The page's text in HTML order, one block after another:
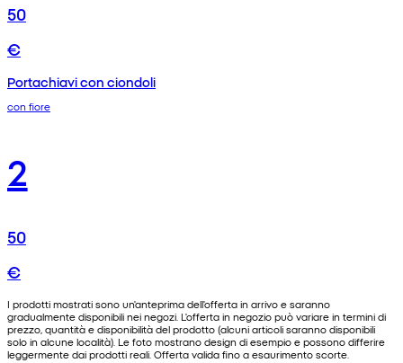
50
€
Portachiavi con ciondoli
con fiore
2
50
€
I prodotti mostrati sono un'anteprima dell'offerta in arrivo e saranno
gradualmente disponibili nei negozi. L'offerta in negozio può variare in termini di
prezzo, quantità e disponibilità del prodotto (alcuni articoli saranno disponibili
solo in alcune località). Le foto mostrano design di esempio e possono differire
leggermente dai prodotti reali. Offerta valida fino a esaurimento scorte.